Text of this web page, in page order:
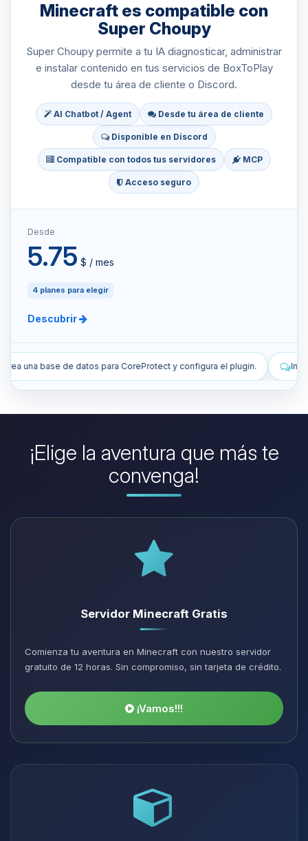
Minecraft es compatible con
Super Choupy
Super Choupy permite a tu IA diagnosticar, administrar
e instalar contenido en tus servicios de BoxToPlay
desde tu área de cliente o Discord.
AI Chatbot / Agent Desde tu área de cliente
Disponible en Discord
Compatible con todos tus servidores MCP
Acceso seguro
Desde
5.75 $ / mes
4 planes para elegir
Descubrir
y configura el plugin. Instala plugins para mejorar mi servidor.
¡Elige la aventura que más te
convenga!
Servidor Minecraft Gratis
Comienza tu aventura en Minecraft con nuestro servidor
gratuito de 12 horas. Sin compromiso, sin tarjeta de crédito.
¡Vamos!!!